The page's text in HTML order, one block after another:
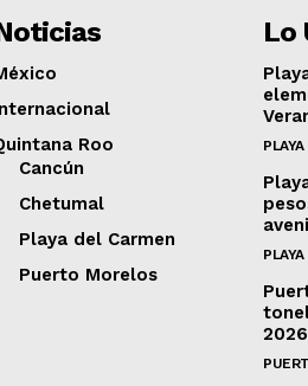
Roo
Cancún
Chetumal
Playa del Carmen
Puerto Morelos
Lo
2026